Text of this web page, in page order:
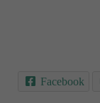
Facebook